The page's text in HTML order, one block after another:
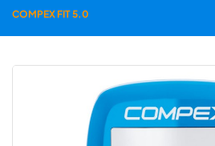
COMPEX FIT 5.0